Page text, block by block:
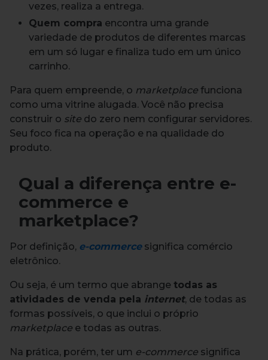
vezes, realiza a entrega.
Quem compra encontra uma grande
variedade de produtos de diferentes marcas
em um só lugar e finaliza tudo em um único
carrinho.
Para quem empreende, o marketplace funciona
como uma vitrine alugada. Você não precisa
construir o site do zero nem configurar servidores.
Seu foco fica na operação e na qualidade do
produto.
Qual a diferença entre e-
commerce e
marketplace?
Por definição, e-commercesignifica comércio
eletrônico.
Ou seja, é um termo que abrange todas as
atividades de venda pela internet, de todas as
formas possíveis, o que inclui o próprio
marketplace e todas as outras.
Na prática, porém, ter um e-commerce significa